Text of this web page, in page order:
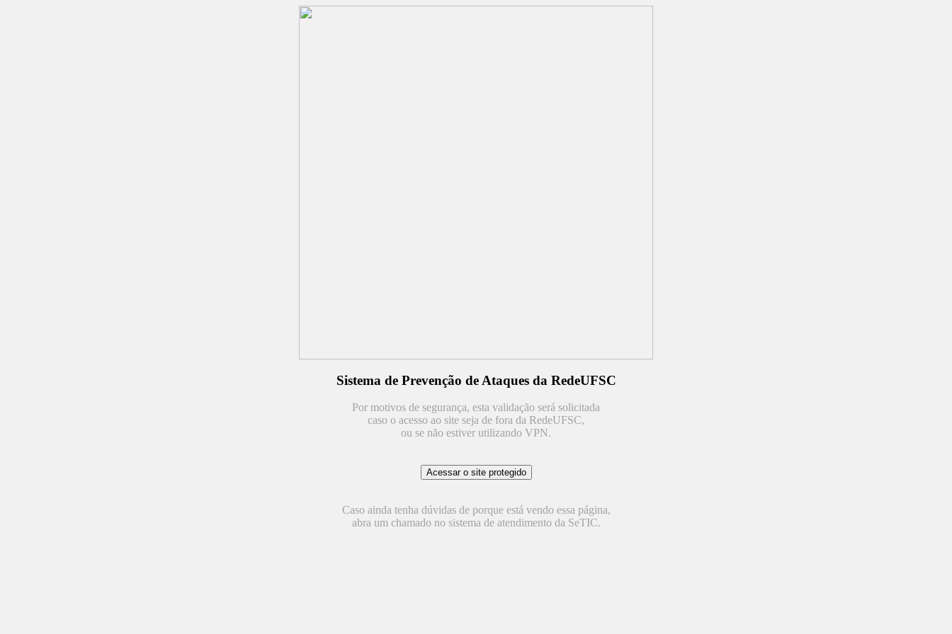
Sistema de Prevenção de Ataques da RedeUFSC
Por motivos de segurança, esta validação será solicitada
caso o acesso ao site seja de fora da RedeUFSC,
ou se não estiver utilizando VPN.
Caso ainda tenha dúvidas de porque está vendo essa página,
abra um chamado no sistema de atendimento da SeTIC.